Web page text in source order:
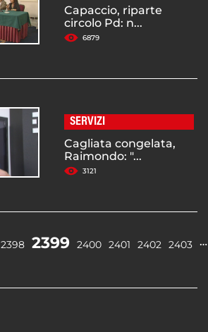
Capaccio, riparte
circolo Pd: n...
6879
SERVIZI
Cagliata congelata,
Raimondo: "...
3121
2398 2399 2400 2401 2402 2403 …